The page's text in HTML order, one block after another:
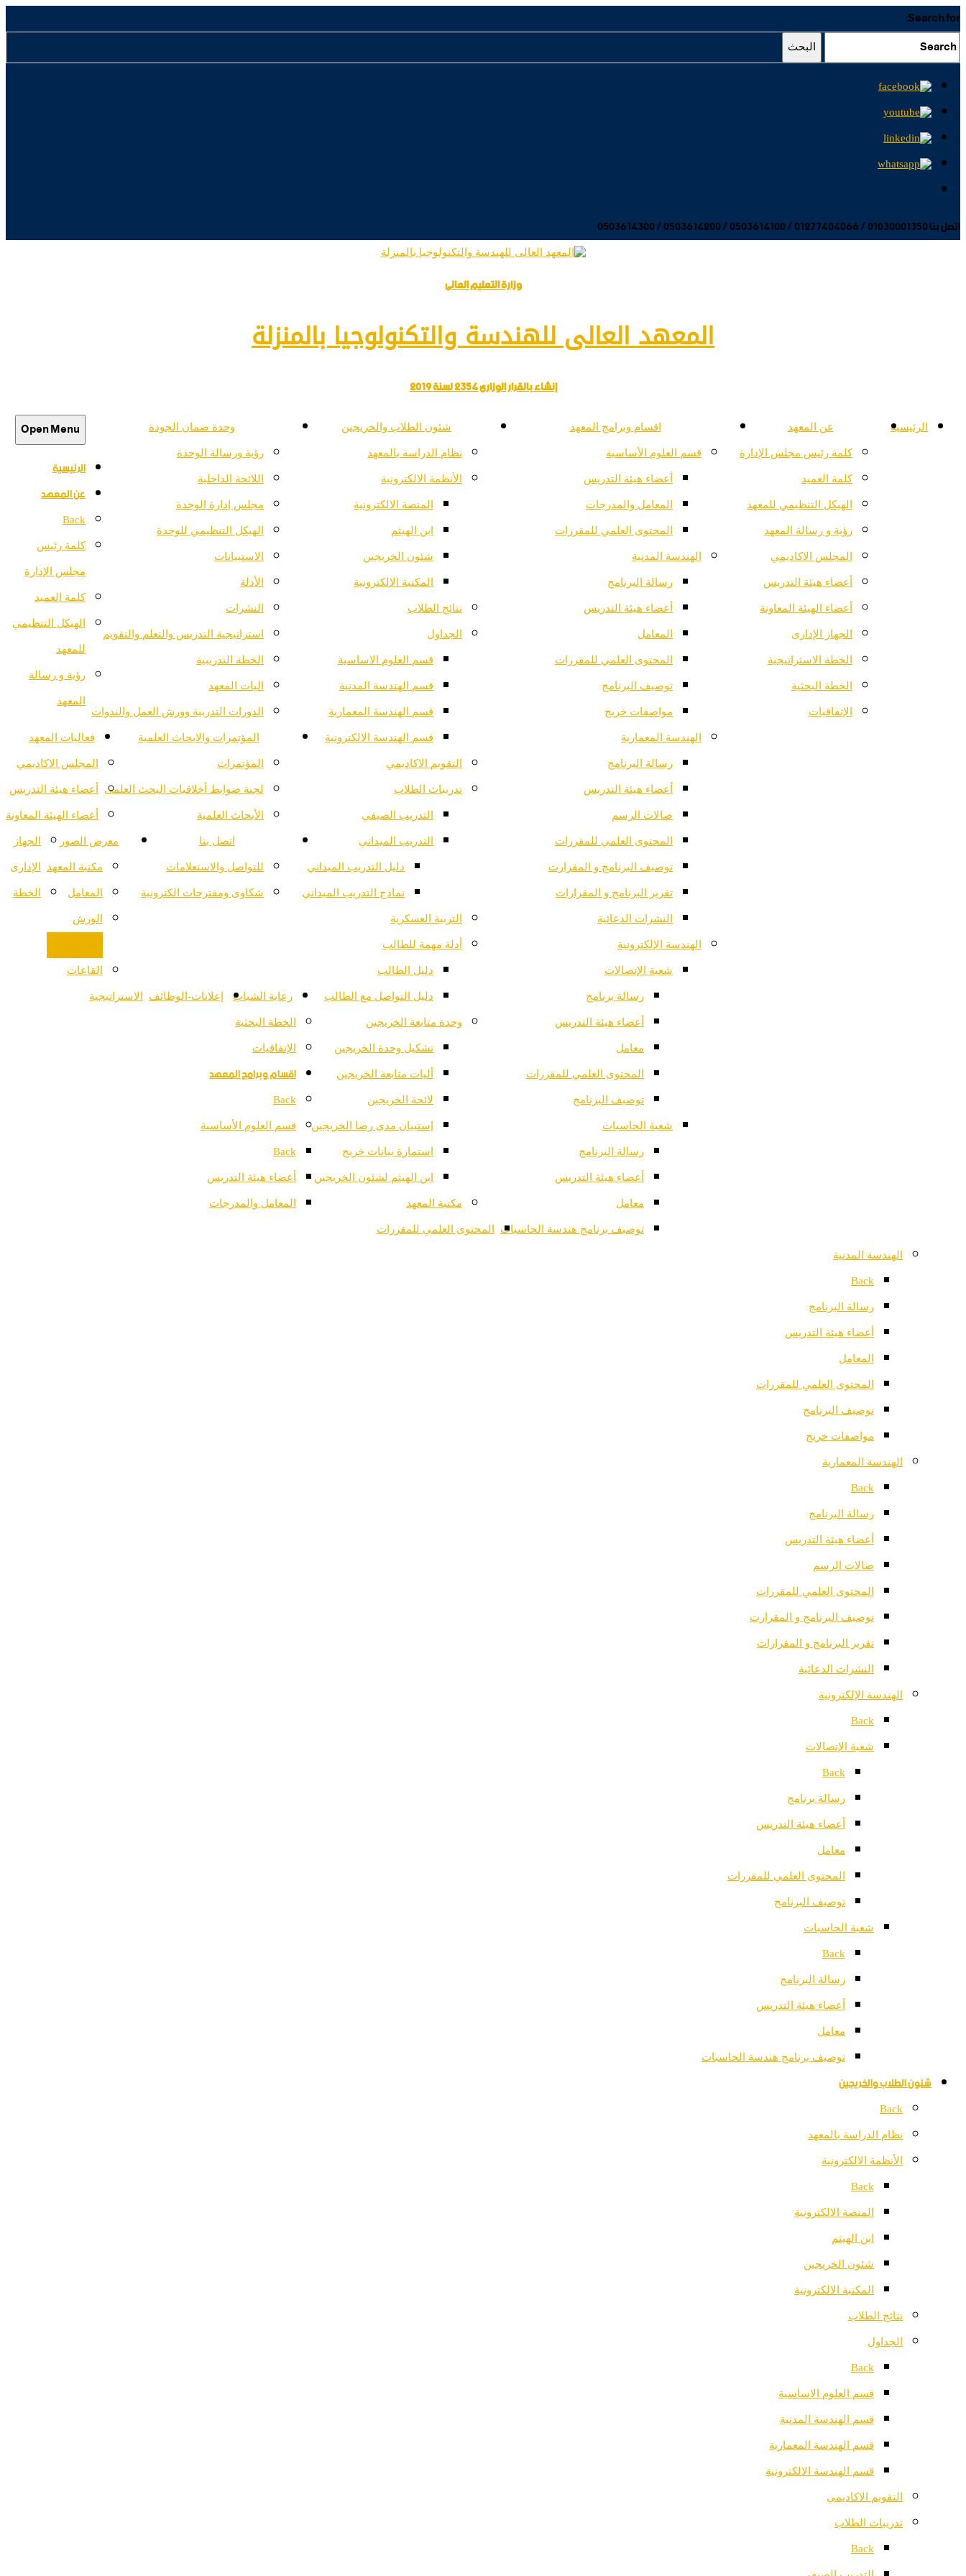
Search for:
البحث
اتصل بنا 01030001350 / 01277404066 / 0503614100 / 0503614200 / 0503614300
وزارة التعليم العالى
المعهد العالى للهندسة والتكنولوجيا بالمنزلة
إنشاء بالقرار الوزارى 2354 لسنة 2019
الرئيسية عن المعهد
كلمة رئيس مجلس الإدارة
كلمة العميد
الهيكل التنظيمي للمعهد
رؤية و رسالة المعهد
المجلس الاكاديمي
أعضاء هيئة التدريس
أعضاء الهيئة المعاونة
الجهاز الإدارى
الخطة الاستراتيجية
الخطة البحثية
الإتفاقيات
اقسام وبرامج المعهد
قسم العلوم الأساسية
أعضاء هيئة التدريس
المعامل والمدرجات
المحتوى العلمي للمقررات
الهندسة المدنية
رسالة البرنامج
أعضاء هيئة التدريس
المعامل
المحتوى العلمي للمقررات
توصيف البرنامج
مواصفات خريج
الهندسة المعمارية
رسالة البرنامج
أعضاء هيئة التدريس
صالات الرسم
المحتوى العلمي للمقررات
توصيف البرنامج و المقرارت
تقرير البرنامج و المقرارات
النشرات الدعائية
الهندسة الإلكترونية
شعبة الإتصالات
رسالة برنامج
أعضاء هيئة التدريس
معامل
المحتوى العلمي للمقررات
توصيف البرنامج
شعبة الحاسبات
رسالة البرنامج
أعضاء هيئة التدريس
معامل
توصيف برنامج هندسة الحاسبات
شئون الطلاب والخريجين
نظام الدراسة بالمعهد
الأنظمة الالكترونية
المنصة الالكترونية
ابن الهيثم
شئون الخريجين
المكتبة الالكترونية
نتائج الطلاب
الجداول
قسم العلوم الاساسية
قسم الهندسة المدنية
قسم الهندسة المعمارية
قسم الهندسة الالكترونية
التقويم الاكاديمي
تدريبات الطلاب
التدريب الصيفي
التدريب الميداني
دليل التدريب الميداني
نماذج التدريب الميداني
التربية العسكرية
أدلة مهمة للطالب
دليل الطالب
دليل التواصل مع الطالب
وحدة متابعة الخريجين
تشكيل وحدة الخريجين
أليات متابعة الخريجين
لائحة الخريجين
إستبيان مدى رضا الخريجين
استمارة بيانات خريج
ابن الهيثم لشئون الخريجين
مكتبة المعهد
وحدة ضمان الجودة
رؤية ورسالة الوحدة
اللائحة الداخلية
مجلس إدارة الوحدة
الهيكل التنظيمي للوحدة
الاستبيانات
الأدلة
النشرات
استراتيجية التدريس والتعلم والتقويم
الخطة التدريبية
اليات المعهد
الدورات التدربية وورش العمل والندوات
المؤتمرات والابحاث العلمية
المؤتمرات
لجنة ضوابط أخلاقيات البحث العلمى
الأبحاث العلمية
فعاليات المعهد
اتصل بنا
للتواصل والاستعلامات
شكاوى ومقترحات الكترونية
معرض الصور
مكتبة المعهد
المعامل
الورش
القاعات
رعاية الشباب إعلانات-الوظائف
Open Menu
الرئيسية
عن المعهد
Back
كلمة رئيس
مجلس الإدارة
كلمة العميد
الهيكل التنظيمي
للمعهد
رؤية و رسالة
المعهد
المجلس الاكاديمي
أعضاء هيئة التدريس
أعضاء الهيئة المعاونة
الجهاز
الإدارى
الخطة
الاستراتيجية
الخطة البحثية
الإتفاقيات
اقسام وبرامج المعهد
Back
قسم العلوم الأساسية
Back
أعضاء هيئة التدريس
المعامل والمدرجات
المحتوى العلمي للمقررات
الهندسة المدنية
Back
رسالة البرنامج
أعضاء هيئة التدريس
المعامل
المحتوى العلمي للمقررات
توصيف البرنامج
مواصفات خريج
الهندسة المعمارية
Back
رسالة البرنامج
أعضاء هيئة التدريس
صالات الرسم
المحتوى العلمي للمقررات
توصيف البرنامج و المقرارت
تقرير البرنامج و المقرارات
النشرات الدعائية
الهندسة الإلكترونية
Back
شعبة الإتصالات
Back
رسالة برنامج
أعضاء هيئة التدريس
معامل
المحتوى العلمي للمقررات
توصيف البرنامج
شعبة الحاسبات
Back
رسالة البرنامج
أعضاء هيئة التدريس
معامل
توصيف برنامج هندسة الحاسبات
شئون الطلاب والخريجين
Back
نظام الدراسة بالمعهد
الأنظمة الالكترونية
Back
المنصة الالكترونية
ابن الهيثم
شئون الخريجين
المكتبة الالكترونية
نتائج الطلاب
الجداول
Back
قسم العلوم الاساسية
قسم الهندسة المدنية
قسم الهندسة المعمارية
قسم الهندسة الالكترونية
التقويم الاكاديمي
تدريبات الطلاب
Back